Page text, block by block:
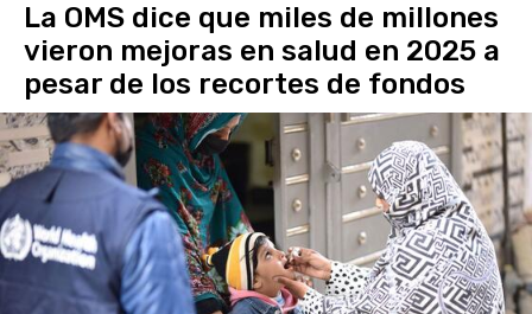
La OMS dice que miles de millones
vieron mejoras en salud en 2025 a
pesar de los recortes de fondos